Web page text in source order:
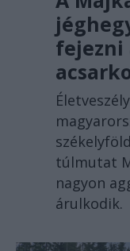
fejezni
túlmutat
nagyon
árulkodik.